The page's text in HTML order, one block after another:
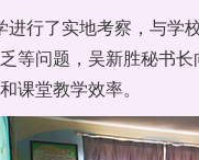
行了实地考察，与学
等问题，吴新胜秘书
课堂教学效率。